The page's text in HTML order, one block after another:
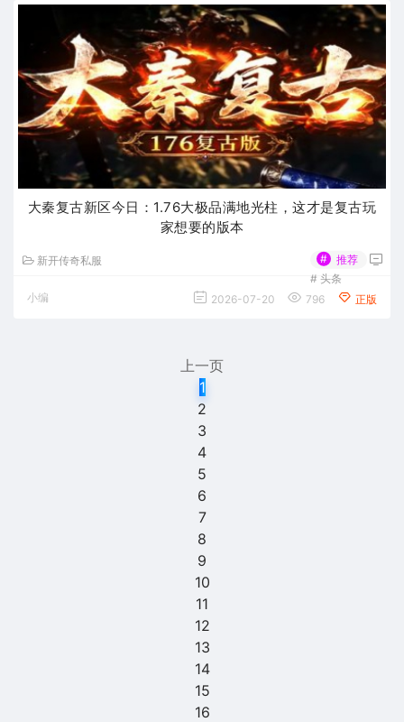
大秦复古新区今日：1.76大极品满地光柱，这才是复古玩
家想要的版本
新开传奇私服 #
推荐
# 头条
小编
2026-07-20 796 正版
上一页
1
2
3
4
5
6
7
8
9
10
11
12
13
14
15
16